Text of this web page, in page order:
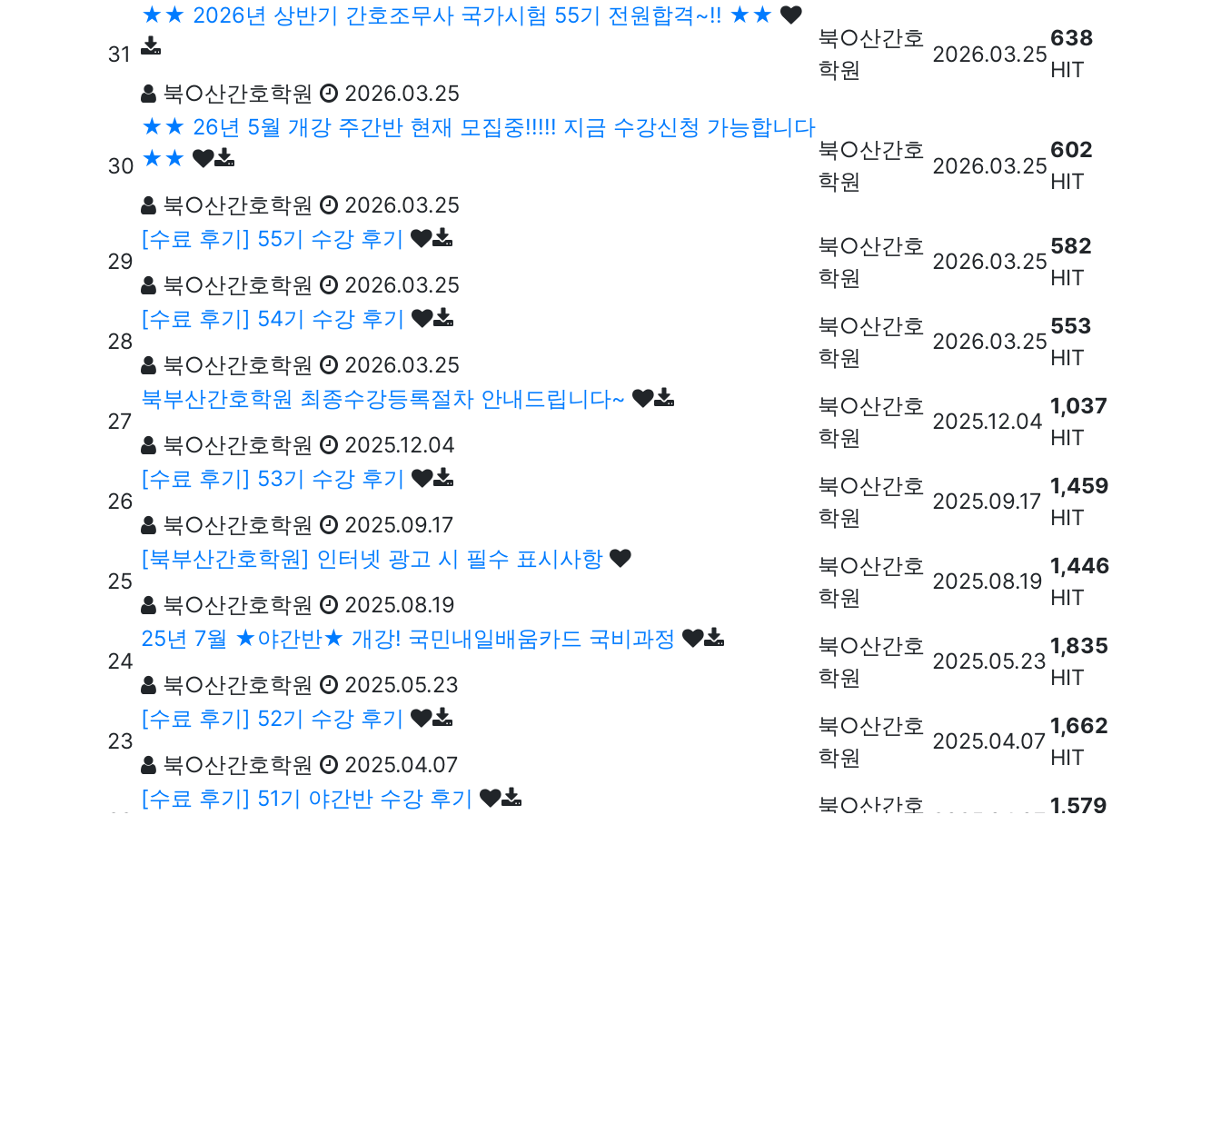
31
★★ 2026년 상반기 간호조무사 국가시험 55기 전원합격~!! ★★
북○산간호학원 2026.03.25
북○산간호
학원
2026.03.25
638
HIT
30
★★ 26년 5월 개강 주간반 현재 모집중!!!!! 지금 수강신청 가능합니다
★★
북○산간호학원
2026.03.25
북○산간호
학원
2026.03.25
602
HIT
29
[수료 후기] 55기 수강 후기
북○산간호학원
2026.03.25
북○산간호
학원
2026.03.25
582
HIT
28
[수료 후기] 54기 수강 후기
북○산간호학원
2026.03.25
북○산간호
학원
2026.03.25
553
HIT
27
북부산간호학원 최종수강등록절차 안내드립니다~
북○산간호학원
2025.12.04
북○산간호
학원
2025.12.04
1,037
HIT
26
[수료 후기] 53기 수강 후기
북○산간호학원
2025.09.17
북○산간호
학원
2025.09.17
1,459
HIT
25
[북부산간호학원] 인터넷 광고 시 필수 표시사항
북○산간호학원
2025.08.19
북○산간호
학원
2025.08.19
1,446
HIT
24
25년 7월 ★야간반★ 개강! 국민내일배움카드 국비과정
북○산간호학원
2025.05.23
북○산간호
학원
2025.05.23
1,835
HIT
23
[수료 후기] 52기 수강 후기
북○산간호학원
2025.04.07
북○산간호
학원
2025.04.07
1,662
HIT
22
[수료 후기] 51기 야간반 수강 후기
북○산간호
2025.04.07
1,579